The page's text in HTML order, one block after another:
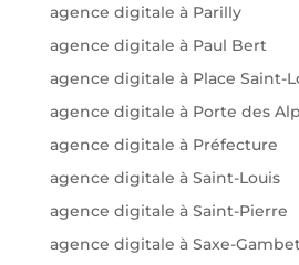
agence digitale à Parilly
agence digitale à Paul Bert
agence digitale à Place Saint-
agence digitale à Porte des
agence digitale à Préfecture
agence digitale à Saint-Louis
agence digitale à Saint-Pierre
agence digitale à Saxe-